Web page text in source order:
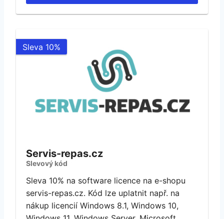
Sleva 10%
Servis-repas.cz
Slevový kód
Sleva 10% na software licence na e-shopu
servis-repas.cz. Kód lze uplatnit např. na
nákup licencií Windows 8.1, Windows 10,